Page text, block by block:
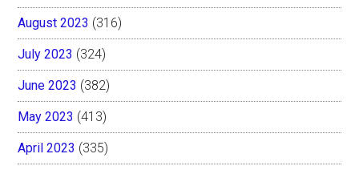
August 2023 (316)
July 2023 (324)
June 2023 (382)
May 2023 (413)
April 2023 (335)